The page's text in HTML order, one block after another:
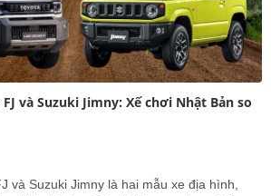
và Suzuki Jimny: Xế chơi Nhật Bản so
và Suzuki Jimny là hai mẫu xe địa hình,